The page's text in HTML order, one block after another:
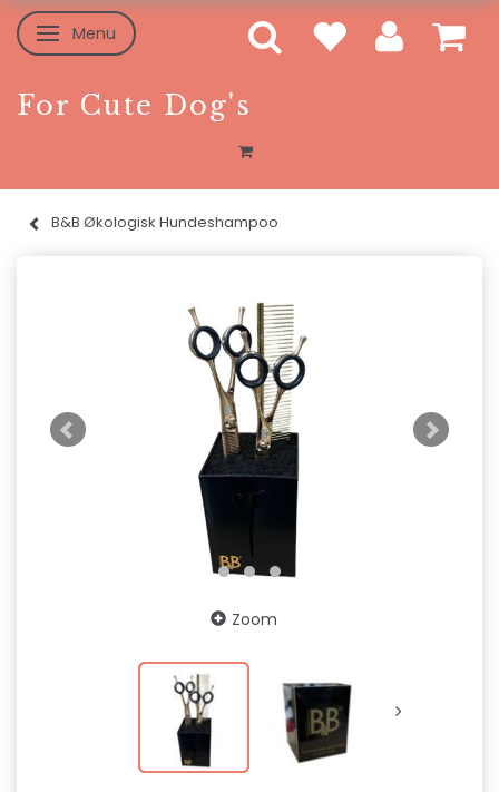
Toggle navigation
Menu
For Cute Dog's
B&B Økologisk Hundeshampoo
Zoom